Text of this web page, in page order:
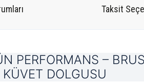
Taksit
PERFORMANS –
DOLGUSU